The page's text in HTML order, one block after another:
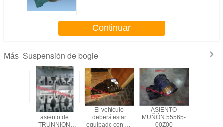
Continuar
Más Suspensión de bogie
El número de
asiento de
TRUNNION
El vehículo
deberá estar
equipado con un
ASIENTO
MUÑÓN 55565-
00Z00